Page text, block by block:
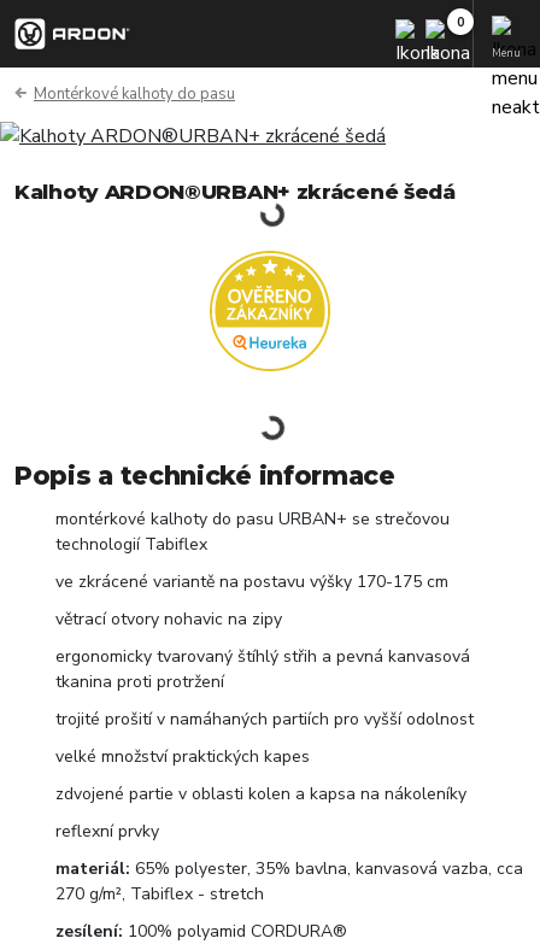
Menu
Montérkové kalhoty do pasu
Kalhoty ARDON®URBAN+ zkrácené šedá
Popis a technické informace
montérkové kalhoty do pasu URBAN+ se strečovou
technologií Tabiflex
ve zkrácené variantě na postavu výšky 170-175 cm
větrací otvory nohavic na zipy
ergonomicky tvarovaný štíhlý střih a pevná kanvasová
tkanina proti protržení
trojité prošití v namáhaných partiích pro vyšší odolnost
velké množství praktických kapes
zdvojené partie v oblasti kolen a kapsa na nákoleníky
reflexní prvky
materiál: 65% polyester, 35% bavlna, kanvasová vazba, cca
270 g/m², Tabiflex - stretch
zesílení: 100% polyamid CORDURA®